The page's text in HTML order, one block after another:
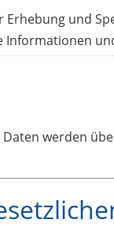
Erhebung und
Informationen
Daten werden